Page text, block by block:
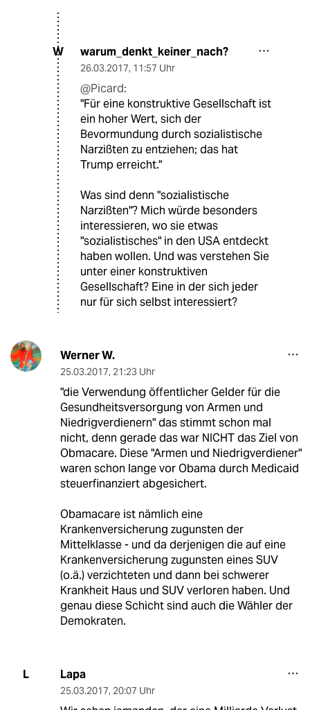
W warum_denkt_keiner_nach?
26.03.2017, 11:57 Uhr
@Picard:
"Für eine konstruktive Gesellschaft ist
ein hoher Wert, sich der
Bevormundung durch sozialistische
Narzißten zu entziehen; das hat
Trump erreicht."
Was sind denn "sozialistische
Narzißten"? Mich würde besonders
interessieren, wo sie etwas
"sozialistisches" in den USA entdeckt
haben wollen. Und was verstehen Sie
unter einer konstruktiven
Gesellschaft? Eine in der sich jeder
nur für sich selbst interessiert?
Werner W.
25.03.2017, 21:23 Uhr
"die Verwendung öffentlicher Gelder für die
Gesundheitsversorgung von Armen und
Niedrigverdienern" das stimmt schon mal
nicht, denn gerade das war NICHT das Ziel von
Obmacare. Diese "Armen und Niedrigverdiener"
waren schon lange vor Obama durch Medicaid
steuerfinanziert abgesichert.
Obamacare ist nämlich eine
Krankenversicherung zugunsten der
Mittelklasse - und da derjenigen die auf eine
Krankenversicherung zugunsten eines SUV
(o.ä.) verzichteten und dann bei schwerer
Krankheit Haus und SUV verloren haben. Und
genau diese Schicht sind auch die Wähler der
Demokraten.
L Lapa
25.03.2017, 20:07 Uhr